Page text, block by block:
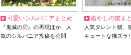
可愛いシルバニアまとめ
『鬼滅の刃』の再現ほか、人
気のシルバニア投稿を公開
癒やしの猫ま
人気タレント猫
キュートな猫ズラ